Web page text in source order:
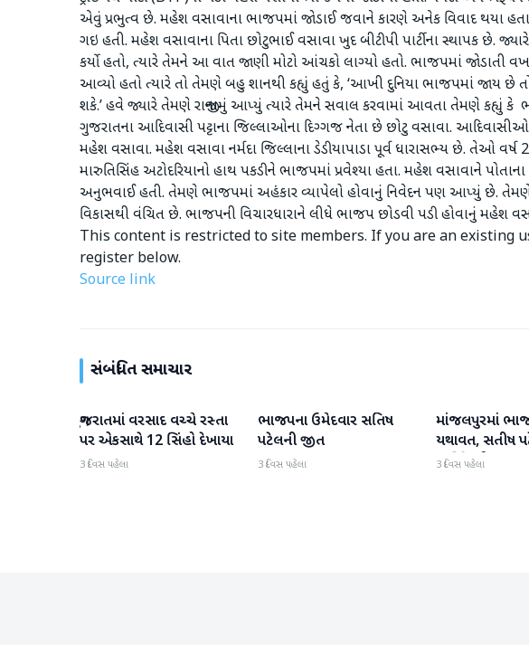
એવું પ્રભુત્વ છે. મહેશ વસાવાના ભાજપમાં જોડાઈ જવાને કારણે અનેક વિવાદ થયા
ગઇ હતી. મહેશ વસાવાના પિતા છોટુભાઈ વસાવા ખુદ બીટીપી પાર્ટીના સ્થાપક છે.
કર્યો હતો, ત્યારે તેમને આ વાત જાણી મોટો આંચકો લાગ્યો હતો. ભાજપમાં જોડાતી
આવ્યો હતો ત્યારે તો તેમણે બહુ શાનથી કહ્યું હતું કે, ‘આખી દુનિયા ભાજપમાં જાય છે
શકે.’ હવે જ્યારે તેમણે રાજીનામું આપ્યું ત્યારે તેમને સવાલ કરવામાં આવતા તેમણે કહ્યું કે
ગુજરાતના આદિવાસી પટ્ટાના જિલ્લાઓના દિગ્ગજ નેતા છે છોટુ વસાવા.
મહેશ વસાવા. મહેશ વસાવા નર્મદા જિલ્લાના ડેડીયાપાડા પૂર્વ ધારાસભ્ય છે. તેઓ
મારુતિસિંહ અટોદરિયાનો હાથ પકડીને ભાજપમાં પ્રવેશ્યા હતા. મહેશ વસાવાને
અનુભવાઈ હતી. તેમણે ભાજપમાં અહંકાર વ્યાપેલો હોવાનું નિવેદન પણ આપ્યું છે. તેમણે
વિકાસથી વંચિત છે. ભાજપની વિચારધારાને લીધે ભાજપ છોડવી પડી હોવાનું મહેશ
This content is restricted to site members. If you are an existing
register below.
Source link
સંબંધિત સમાચાર
ગુજરાત
ગુજરાતમાં વરસાદ વચ્ચે રસ્તા
પર એકસાથે 12 સિંહો દેખાયા
3 દિવસ પહેલા
ગુજરાત
ભાજપના ઉમેદવાર સતિષ
પટેલની જીત
3 દિવસ પહેલા
ગુજરાત
માંજલપુરમાં
યથાવત, સતીષ
માર્જિનથી આગળ
3 દિવસ પહેલા